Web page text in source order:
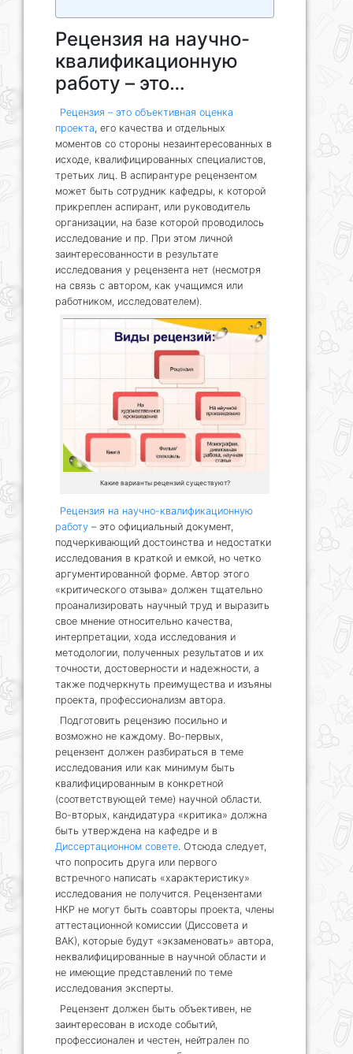
Рецензия на научно-
квалификационную
работу – это…
Рецензия – это объективная оценка
проекта, его качества и отдельных
моментов со стороны незаинтересованных в
исходе, квалифицированных специалистов,
третьих лиц. В аспирантуре рецензентом
может быть сотрудник кафедры, к которой
прикреплен аспирант, или руководитель
организации, на базе которой проводилось
исследование и пр. При этом личной
заинтересованности в результате
исследования у рецензента нет (несмотря
на связь с автором, как учащимся или
работником, исследователем).
Какие варианты рецензий существуют?
Рецензия на научно-квалификационную
работу – это официальный документ,
подчеркивающий достоинства и недостатки
исследования в краткой и емкой, но четко
аргументированной форме. Автор этого
«критического отзыва» должен тщательно
проанализировать научный труд и выразить
свое мнение относительно качества,
интерпретации, хода исследования и
методологии, полученных результатов и их
точности, достоверности и надежности, а
также подчеркнуть преимущества и изъяны
проекта, профессионализм автора.
Подготовить рецензию посильно и
возможно не каждому. Во-первых,
рецензент должен разбираться в теме
исследования или как минимум быть
квалифицированным в конкретной
(соответствующей теме) научной области.
Во-вторых, кандидатура «критика» должна
быть утверждена на кафедре и в
Диссертационном совете. Отсюда следует,
что попросить друга или первого
встречного написать «характеристику»
исследования не получится. Рецензентами
НКР не могут быть соавторы проекта, члены
аттестационной комиссии (Диссовета и
ВАК), которые будут «экзаменовать» автора,
неквалифицированные в научной области и
не имеющие представлений по теме
исследования эксперты.
Рецензент должен быть объективен, не
заинтересован в исходе событий,
профессионален и честен, нейтрален по